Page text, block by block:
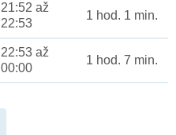
21:52 až
22:53
1 hod. 1 min.
22:53 až
00:00
1 hod. 7 min.